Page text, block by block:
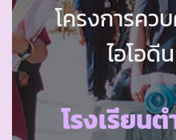
โครงการคว
ไอโอดี
โรงเรียนต